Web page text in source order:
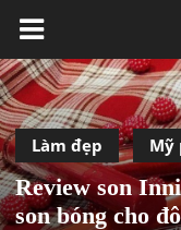
Làm đẹp Mỹ
Review son
son bóng cho